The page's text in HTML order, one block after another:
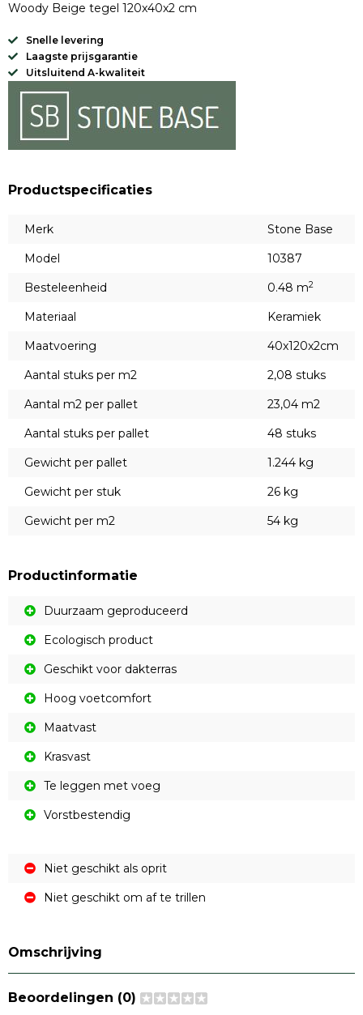
Woody Beige tegel 120x40x2 cm
Snelle levering
Laagste prijsgarantie
Uitsluitend A-kwaliteit
Productspecificaties
Merk
Stone Base
Model
10387
Besteleenheid
0.48 m2
Materiaal
Keramiek
Maatvoering
40x120x2cm
Aantal stuks per m2
2,08 stuks
Aantal m2 per pallet
23,04 m2
Aantal stuks per pallet
48 stuks
Gewicht per pallet
1.244 kg
Gewicht per stuk
26 kg
Gewicht per m2
54 kg
Productinformatie
Duurzaam geproduceerd
Ecologisch product
Geschikt voor dakterras
Hoog voetcomfort
Maatvast
Krasvast
Te leggen met voeg
Vorstbestendig
Niet geschikt als oprit
Niet geschikt om af te trillen
Omschrijving
Beoordelingen (0)